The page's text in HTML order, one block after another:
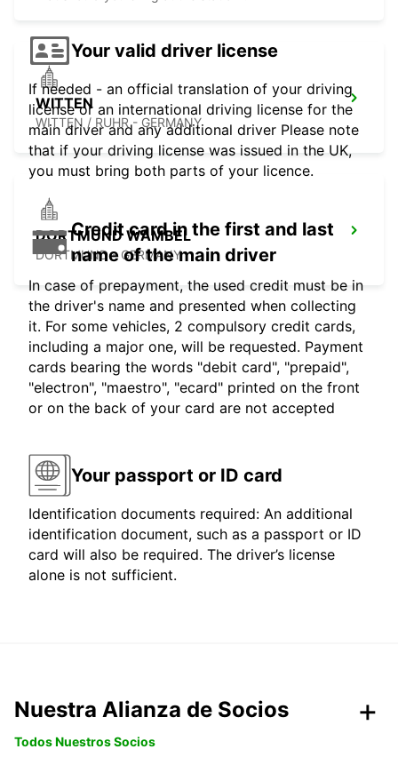
WITTEN
WITTEN / RUHR - GERMANY
DORTMUND WAMBEL
DORTMUND - GERMANY
Your valid driver license
If needed - an official translation of your driving
license or an international driving license for the
main driver and any additional driver Please note
that if your driving license was issued in the UK,
you must bring both parts of your licence.
Credit card in the first and last
name of the main driver
In case of prepayment, the used credit must be in
the driver's name and presented when collecting
it. For some vehicles, 2 compulsory credit cards,
including a major one, will be requested. Payment
cards bearing the words "debit card", "prepaid",
"electron", "maestro", "ecard" printed on the front
or on the back of your card are not accepted
Your passport or ID card
Identification documents required: An additional
identification document, such as a passport or ID
card will also be required. The driver’s license
alone is not sufficient.
Nuestra Alianza de Socios
Todos Nuestros Socios